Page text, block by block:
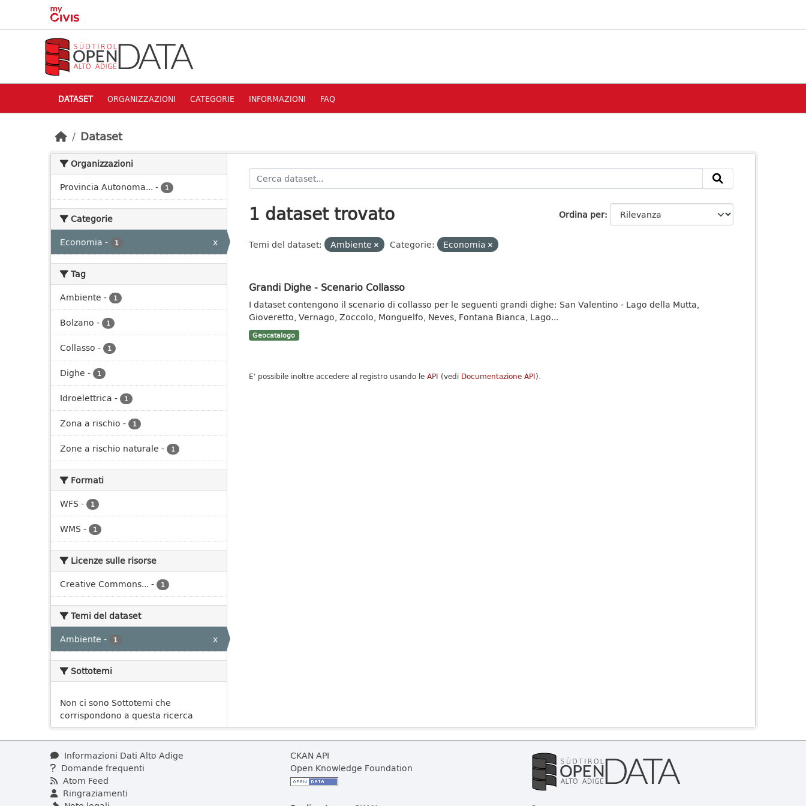
Skip to main content
DATASET ORGANIZZAZIONI CATEGORIE INFORMAZIONI FAQ
Dataset
Organizzazioni
Provincia Autonoma... - 1
Categorie
Economia - 1 x
Tag
Ambiente - 1
Bolzano - 1
Collasso - 1
Dighe - 1
Idroelettrica - 1
Zona a rischio - 1
Zone a rischio naturale - 1
Formati
WFS - 1
WMS - 1
Licenze sulle risorse
Creative Commons... - 1
Temi del dataset
Ambiente - 1 x
Sottotemi
Non ci sono Sottotemi che
corrispondono a questa ricerca
Ordina per
1 dataset trovato
Temi del dataset: Ambiente Categorie: Economia
Grandi Dighe - Scenario Collasso
I dataset contengono il scenario di collasso per le seguenti grandi dighe: San Valentino - Lago della Mutta,
Gioveretto, Vernago, Zoccolo, Monguelfo, Neves, Fontana Bianca, Lago...
Geocatalogo
E' possibile inoltre accedere al registro usando le API (vedi Documentazione API).
Informazioni Dati Alto Adige
Domande frequenti
Atom Feed
Ringraziamenti
CKAN API
Open Knowledge Foundation